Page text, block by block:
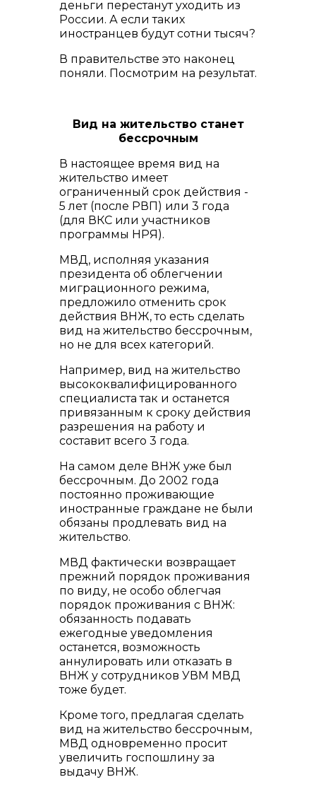
деньги перестанут уходить из
России. А если таких
иностранцев будут сотни тысяч?
В правительстве это наконец
поняли. Посмотрим на результат.
Вид на жительство станет
бессрочным
В настоящее время вид на
жительство имеет
ограниченный срок действия -
5 лет (после РВП) или 3 года
(для ВКС или участников
программы НРЯ).
МВД, исполняя указания
президента об облегчении
миграционного режима,
предложило отменить срок
действия ВНЖ, то есть сделать
вид на жительство бессрочным,
но не для всех категорий.
Например, вид на жительство
высококвалифицированного
специалиста так и останется
привязанным к сроку действия
разрешения на работу и
составит всего 3 года.
На самом деле ВНЖ уже был
бессрочным. До 2002 года
постоянно проживающие
иностранные граждане не были
обязаны продлевать вид на
жительство.
МВД фактически возвращает
прежний порядок проживания
по виду, не особо облегчая
порядок проживания с ВНЖ:
обязанность подавать
ежегодные уведомления
останется, возможность
аннулировать или отказать в
ВНЖ у сотрудников УВМ МВД
тоже будет.
Кроме того, предлагая сделать
вид на жительство бессрочным,
МВД одновременно просит
увеличить госпошлину за
выдачу ВНЖ.